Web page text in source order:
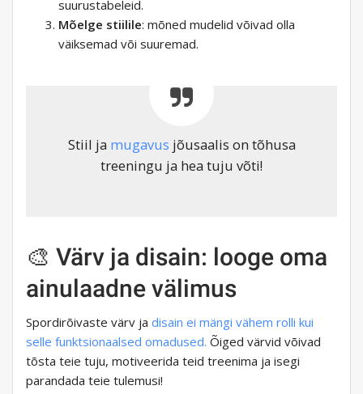
suurustabeleid.
Mõelge stiilile: mõned mudelid võivad olla
väiksemad või suuremad.
Stiil ja mugavus jõusaalis on tõhusa
treeningu ja hea tuju võti!
🎨 Värv ja disain: looge oma
ainulaadne välimus
Spordirõivaste värv ja disain ei mängi vähem rolli kui
selle funktsionaalsed omadused. Õiged värvid võivad
tõsta teie tuju, motiveerida teid treenima ja isegi
parandada teie tulemusi!